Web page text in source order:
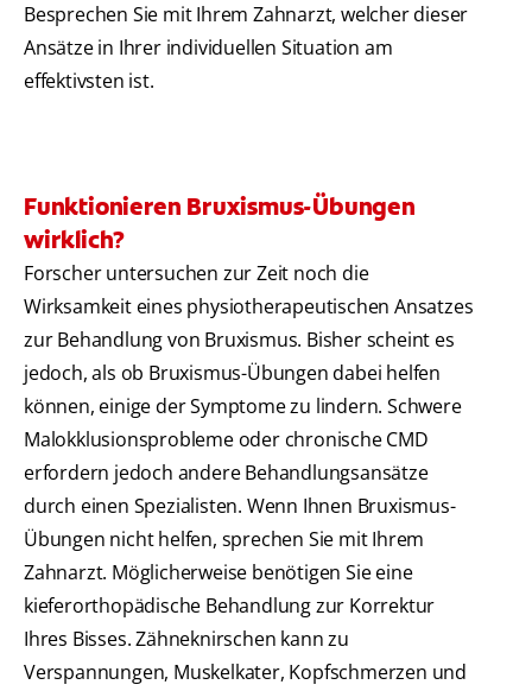
Besprechen Sie mit Ihrem Zahnarzt, welcher dieser
Ansätze in Ihrer individuellen Situation am
effektivsten ist.
Funktionieren Bruxismus-Übungen
wirklich?
Forscher untersuchen zur Zeit noch die
Wirksamkeit eines physiotherapeutischen Ansatzes
zur Behandlung von Bruxismus. Bisher scheint es
jedoch, als ob Bruxismus-Übungen dabei helfen
können, einige der Symptome zu lindern. Schwere
Malokklusionsprobleme oder chronische CMD
erfordern jedoch andere Behandlungsansätze
durch einen Spezialisten. Wenn Ihnen Bruxismus-
Übungen nicht helfen, sprechen Sie mit Ihrem
Zahnarzt. Möglicherweise benötigen Sie eine
kieferorthopädische Behandlung zur Korrektur
Ihres Bisses. Zähneknirschen kann zu
Verspannungen, Muskelkater, Kopfschmerzen und